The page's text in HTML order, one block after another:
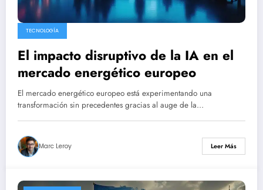
TECNOLOGÍA
El impacto disruptivo de la IA en el
mercado energético europeo
El mercado energético europeo está experimentando una
transformación sin precedentes gracias al auge de la…
Marc Leroy Leer Más